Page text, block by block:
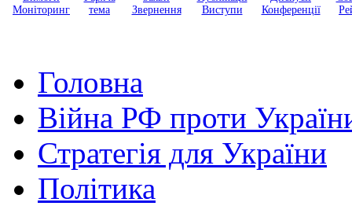
Моніторинг
тема
Звернення
Виступи
Конференції
Головна
Війна РФ проти
Стратегія для України
Політика